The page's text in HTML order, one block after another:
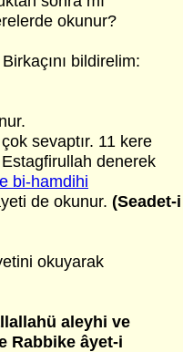
okunur?
bildirelim:
sevaptır. 11 kere
denerek
bi-hamdihi
de okunur. (Seadet-i
okuyarak
aleyhi ve
Rabbike âyet-i